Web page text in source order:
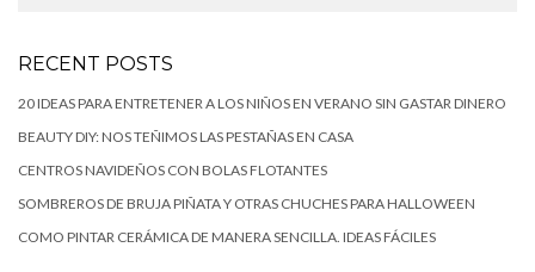
RECENT POSTS
20 IDEAS PARA ENTRETENER A LOS NIÑOS EN VERANO SIN GASTAR DINERO
BEAUTY DIY: NOS TEÑIMOS LAS PESTAÑAS EN CASA
CENTROS NAVIDEÑOS CON BOLAS FLOTANTES
SOMBREROS DE BRUJA PIÑATA Y OTRAS CHUCHES PARA HALLOWEEN
COMO PINTAR CERÁMICA DE MANERA SENCILLA. IDEAS FÁCILES